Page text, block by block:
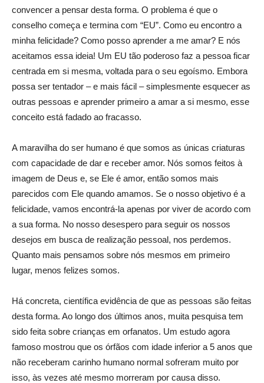
convencer a pensar desta forma. O problema é que o
conselho começa e termina com “EU”. Como eu encontro a
minha felicidade? Como posso aprender a me amar? E nós
aceitamos essa ideia! Um EU tão poderoso faz a pessoa ficar
centrada em si mesma, voltada para o seu egoísmo. Embora
possa ser tentador – e mais fácil – simplesmente esquecer as
outras pessoas e aprender primeiro a amar a si mesmo, esse
conceito está fadado ao fracasso.
A maravilha do ser humano é que somos as únicas criaturas
com capacidade de dar e receber amor. Nós somos feitos à
imagem de Deus e, se Ele é amor, então somos mais
parecidos com Ele quando amamos. Se o nosso objetivo é a
felicidade, vamos encontrá-la apenas por viver de acordo com
a sua forma. No nosso desespero para seguir os nossos
desejos em busca de realização pessoal, nos perdemos.
Quanto mais pensamos sobre nós mesmos em primeiro
lugar, menos felizes somos.
Há concreta, científica evidência de que as pessoas são feitas
desta forma. Ao longo dos últimos anos, muita pesquisa tem
sido feita sobre crianças em orfanatos. Um estudo agora
famoso mostrou que os órfãos com idade inferior a 5 anos que
não receberam carinho humano normal sofreram muito por
isso, às vezes até mesmo morreram por causa disso.